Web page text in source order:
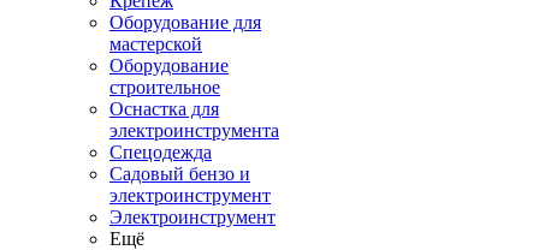
Оборудование для
мастерской
Оборудование
строительное
Оснастка для
электроинструмента
Спецодежда
Садовый бензо и
электроинструмент
Электроинструмент
Ещё